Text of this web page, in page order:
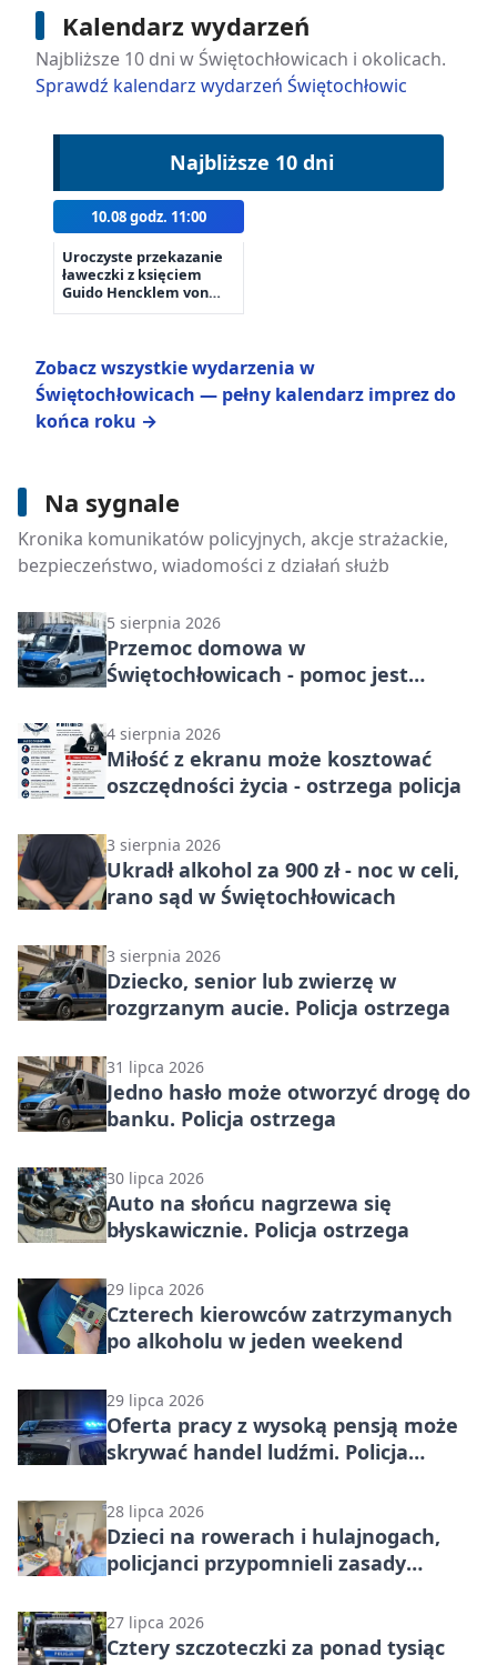
Kalendarz wydarzeń
Najbliższe 10 dni w Świętochłowicach i okolicach.
Sprawdź kalendarz wydarzeń Świętochłowic
Najbliższe 10 dni
10.08 godz. 11:00
Uroczyste przekazanie
ławeczki z księciem
Guido Hencklem von
Donnersmarckiem
Zobacz wszystkie wydarzenia w
Świętochłowicach — pełny kalendarz imprez do
końca roku →
Na sygnale
Kronika komunikatów policyjnych, akcje strażackie,
bezpieczeństwo, wiadomości z działań służb
6 sierpnia 2026
Nastolatka w kryzysie otrzymała
pomoc. Zadziałała współpraca służb
5 sierpnia 2026
Przemoc domowa w
Świętochłowicach - pomoc jest
4 sierpnia 2026
Miłość z ekranu może kosztować
oszczędności życia - ostrzega policja
3 sierpnia 2026
Ukradł alkohol za 900 zł - noc w celi,
rano sąd w Świętochłowicach
3 sierpnia 2026
Dziecko, senior lub zwierzę w
rozgrzanym aucie. Policja ostrzega
31 lipca 2026
Jedno hasło może otworzyć drogę do
banku. Policja ostrzega
30 lipca 2026
Auto na słońcu nagrzewa się
błyskawicznie. Policja ostrzega
29 lipca 2026
Czterech kierowców zatrzymanych
po alkoholu w jeden weekend
29 lipca 2026
Oferta pracy z wysoką pensją może
skrywać handel ludźmi. Policja
28 lipca 2026
Dzieci na rowerach i hulajnogach,
policjanci przypomnieli zasady
27 lipca 2026
Cztery szczoteczki za ponad tysiąc